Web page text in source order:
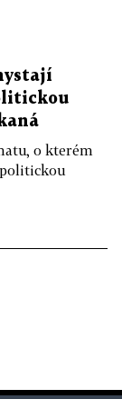
o kterém